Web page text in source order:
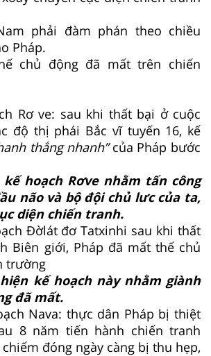
phải đàm phán theo chiều
Pháp.
chủ động đã mất trên chiến
Rơ ve: sau khi thất bại ở cuộc
độ thị phái Bắc vĩ tuyến 16, kế
thắng nhanh”của Pháp bước
kế hoạch Rơve nhằm tấn công
não và bộ đội chủ lưc của ta,
diện chiến tranh.
Đờlát đơ Tatxinhi sau khi thất
Biên giới, Pháp đã mất thế chủ
trường
kế hoạch này nhằm giành
đã mất.
Nava: thực dân Pháp bị thiệt
8 năm tiến hành chiến tranh
đóng ngày càng bị thu hẹp,